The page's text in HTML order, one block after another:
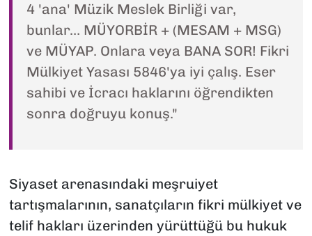
4 'ana' Müzik Meslek Birliği var,
bunlar… MÜYORBİR + (MESAM + MSG)
ve MÜYAP. Onlara veya BANA SOR! Fikri
Mülkiyet Yasası 5846'ya iyi çalış. Eser
sahibi ve İcracı haklarını öğrendikten
sonra doğruyu konuş."
Siyaset arenasındaki meşruiyet
tartışmalarının, sanatçıların fikri mülkiyet ve
telif hakları üzerinden yürüttüğü bu hukuk